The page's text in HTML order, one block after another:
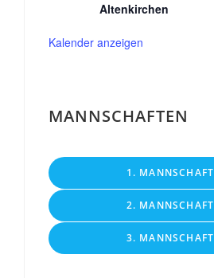
Altenkirchen
Kalender anzeigen
MANNSCHAFTEN
1. MANNSCHAFT
2. MANNSCHAFT
3. MANNSCHAFT